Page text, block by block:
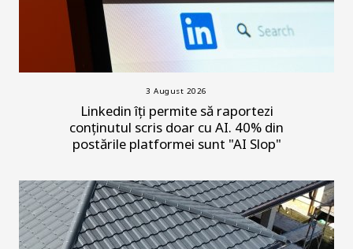
3 August 2026
Linkedin îți permite să raportezi
conținutul scris doar cu AI. 40% din
postările platformei sunt "AI Slop"